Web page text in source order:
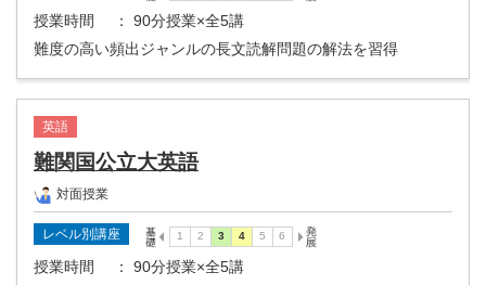
授業時間
： 90分授業×全5講
難度の高い頻出ジャンルの長文読解問題の解法を習得
英語
難関国公立大英語
対面授業
レベル別講座
授業時間
： 90分授業×全5講